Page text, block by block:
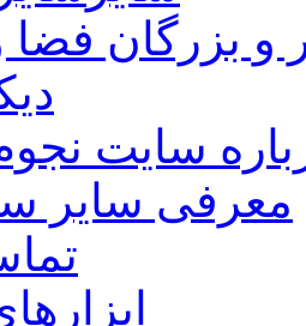
و بزرگان فضا
سایت
معرفی سایر